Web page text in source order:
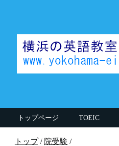
トップ/ 院受験 /
トップページ TOEIC
思うこと 英検